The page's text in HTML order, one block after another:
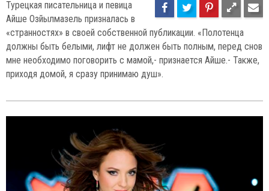
Турецкая писательница и певица
Айше Озйылмазель призналась в
«странностях» в своей собственной публикации. «Полотенца
должны быть белыми, лифт не должен быть полным, перед снов
мне необходимо поговорить с мамой,- признается Айше.- Также,
приходя домой, я сразу принимаю душ».